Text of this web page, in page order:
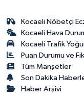
Kocaeli Nöbetçi
Kocaeli Hava
Kocaeli Trafik
Puan Durumu ve
Tüm Manşetler
Son Dakika
Haber Arşivi